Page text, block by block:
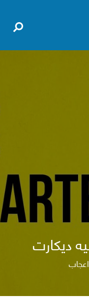
ديكارت
اعجاب